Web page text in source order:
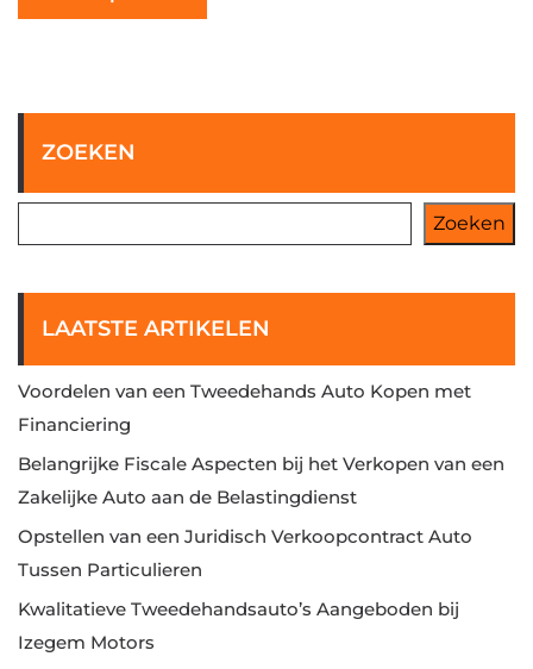
ZOEKEN
Zoeken
LAATSTE ARTIKELEN
Voordelen van een Tweedehands Auto Kopen met
Financiering
Belangrijke Fiscale Aspecten bij het Verkopen van een
Zakelijke Auto aan de Belastingdienst
Opstellen van een Juridisch Verkoopcontract Auto
Tussen Particulieren
Kwalitatieve Tweedehandsauto’s Aangeboden bij
Izegem Motors